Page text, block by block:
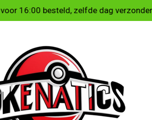
16:00 besteld, zelfde dag